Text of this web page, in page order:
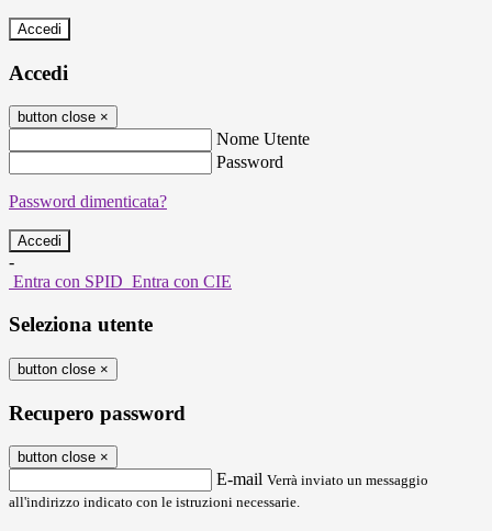
Accedi
Accedi
button close ×
Nome Utente
Password
Password dimenticata?
-
Entra con SPID Entra con CIE
Seleziona utente
button close ×
Recupero password
button close ×
E-mail Verrà inviato un messaggio
all'indirizzo indicato con le istruzioni necessarie.